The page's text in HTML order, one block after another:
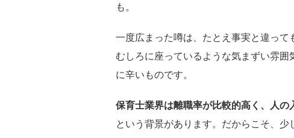
も。
一度広まった噂は、たとえ事実と違っ
むしろに座っているような気まずい雰
に辛いものです。
保育士業界は離職率が比較的高く、人
という背景があります。だからこそ、